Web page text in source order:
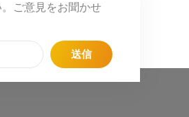
ご意見をお聞かせ
送信